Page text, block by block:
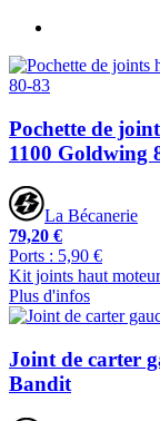
Pochette de
1100 Goldwing
La Bécanerie
79,20 €
Ports : 5,90 €
Kit joints haut moteur
Plus d'infos
Joint de carter
Bandit